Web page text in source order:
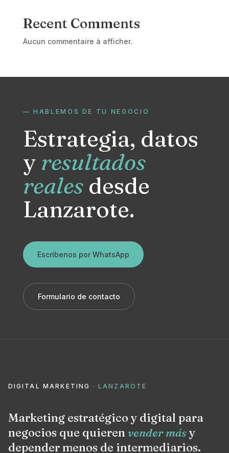
Recent Comments
Aucun commentaire à afficher.
— HABLEMOS DE TU NEGOCIO
Estrategia, datos
y resultados
realesdesde
Lanzarote.
Escríbenos por WhatsApp
Formulario de contacto
DIGITAL MARKETING · LANZAROTE
Marketing estratégico y digital para
negocios que quieren vender másy
depender menos de intermediarios.